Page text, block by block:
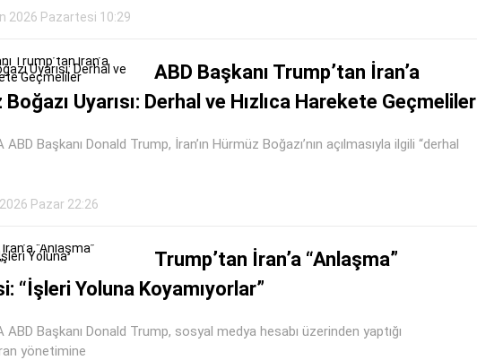
2026 Pazartesi 10:29
ABD Başkanı Trump’tan İran’a
Uyarısı: Derhal ve Hızlıca Harekete Geçmeliler
Başkanı Donald Trump, İran’ın Hürmüz Boğazı’nın açılmasıyla ilgili “derhal
Pazar 22:26
Trump’tan İran’a “Anlaşma”
“İşleri Yoluna Koyamıyorlar”
ABD Başkanı Donald Trump, sosyal medya hesabı üzerinden yaptığı
yönetimine